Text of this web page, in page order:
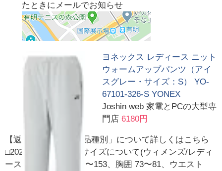
たときにメールでお知らせ
ヨネックス レディース ニット
ウォームアップパンツ（アイ
スグレー・サイズ：S） YO-
67101-326-S YONEX
Joshin web 家電とPCの大型専
門店 6180円
【返品種別A】□「返品種別」について詳しくはこちら
□2024年01月 発売※サイズについて(ウィメンズ/レディ
ース)・SS：身長 147〜153、胸囲 73〜81、ウエスト